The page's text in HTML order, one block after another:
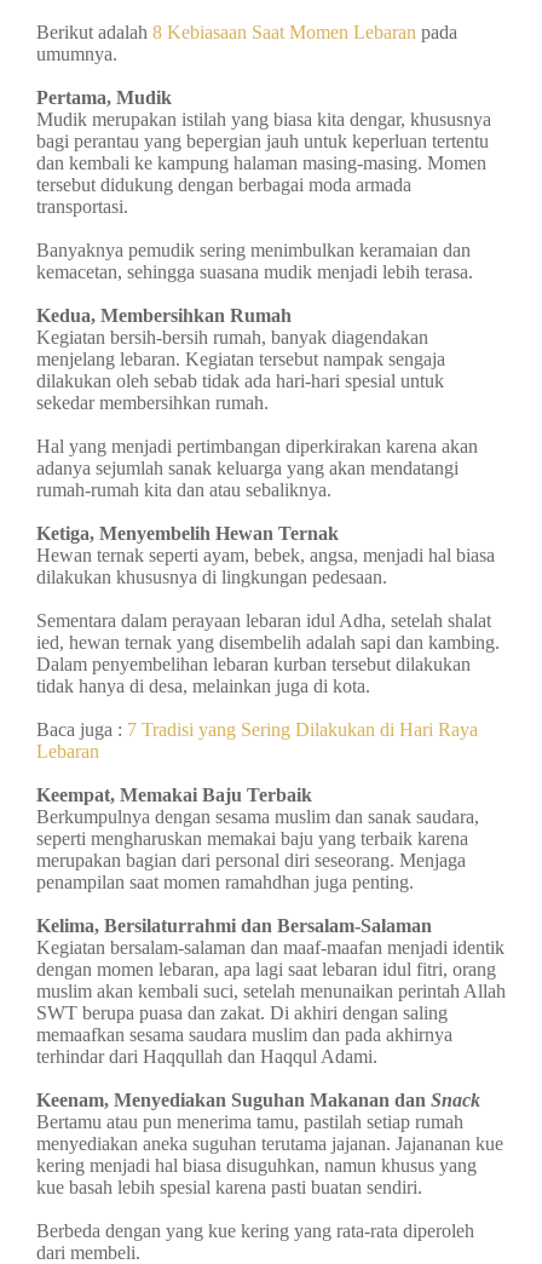
Berikut adalah 8 Kebiasaan Saat Momen Lebaran pada
umumnya.
Pertama, Mudik
Mudik merupakan istilah yang biasa kita dengar, khususnya
bagi perantau yang bepergian jauh untuk keperluan tertentu
dan kembali ke kampung halaman masing-masing. Momen
tersebut didukung dengan berbagai moda armada
transportasi.
Banyaknya pemudik sering menimbulkan keramaian dan
kemacetan, sehingga suasana mudik menjadi lebih terasa.
Kedua, Membersihkan Rumah
Kegiatan bersih-bersih rumah, banyak diagendakan
menjelang lebaran. Kegiatan tersebut nampak sengaja
dilakukan oleh sebab tidak ada hari-hari spesial untuk
sekedar membersihkan rumah.
Hal yang menjadi pertimbangan diperkirakan karena akan
adanya sejumlah sanak keluarga yang akan mendatangi
rumah-rumah kita dan atau sebaliknya.
Ketiga, Menyembelih Hewan Ternak
Hewan ternak seperti ayam, bebek, angsa, menjadi hal biasa
dilakukan khususnya di lingkungan pedesaan.
Sementara dalam perayaan lebaran idul Adha, setelah shalat
ied, hewan ternak yang disembelih adalah sapi dan kambing.
Dalam penyembelihan lebaran kurban tersebut dilakukan
tidak hanya di desa, melainkan juga di kota.
Baca juga : 7 Tradisi yang Sering Dilakukan di Hari Raya
Lebaran
Keempat, Memakai Baju Terbaik
Berkumpulnya dengan sesama muslim dan sanak saudara,
seperti mengharuskan memakai baju yang terbaik karena
merupakan bagian dari personal diri seseorang. Menjaga
penampilan saat momen ramahdhan juga penting.
Kelima, Bersilaturrahmi dan Bersalam-Salaman
Kegiatan bersalam-salaman dan maaf-maafan menjadi identik
dengan momen lebaran, apa lagi saat lebaran idul fitri, orang
muslim akan kembali suci, setelah menunaikan perintah Allah
SWT berupa puasa dan zakat. Di akhiri dengan saling
memaafkan sesama saudara muslim dan pada akhirnya
terhindar dari Haqqullah dan Haqqul Adami.
Keenam, Menyediakan Suguhan Makanan dan Snack
Bertamu atau pun menerima tamu, pastilah setiap rumah
menyediakan aneka suguhan terutama jajanan. Jajananan kue
kering menjadi hal biasa disuguhkan, namun khusus yang
kue basah lebih spesial karena pasti buatan sendiri.
Berbeda dengan yang kue kering yang rata-rata diperoleh
dari membeli.